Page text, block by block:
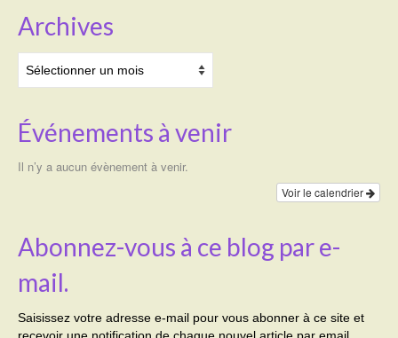
Archives
Événements à venir
Il n’y a aucun évènement à venir.
Voir le calendrier
Abonnez-vous à ce blog par e-
mail.
Saisissez votre adresse e-mail pour vous abonner à ce site et
recevoir une notification de chaque nouvel article par email.